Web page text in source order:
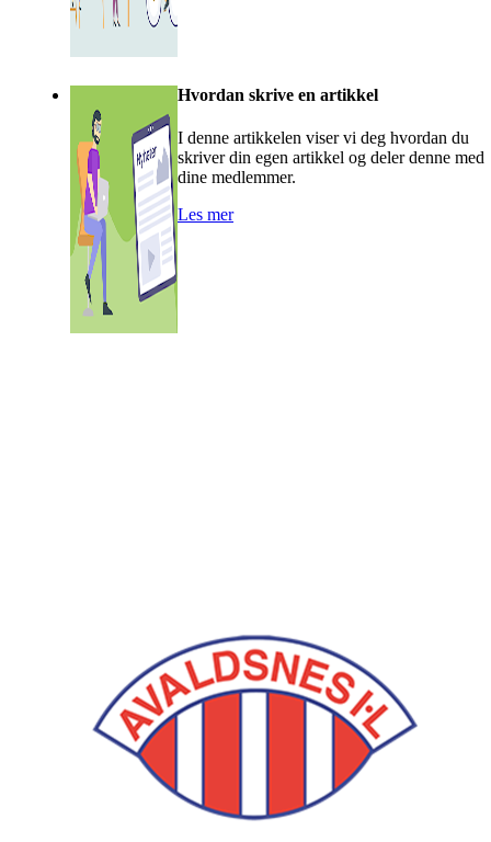
Hvordan skrive en artikkel
I denne artikkelen viser vi deg hvordan du
skriver din egen artikkel og deler denne med
dine medlemmer.
Les mer